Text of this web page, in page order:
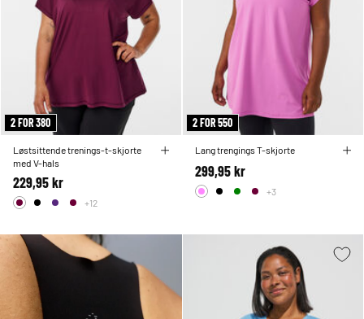
2 FOR 380
Løstsittende trenings-t-skjorte
med V-hals
229,95 kr
+12
2 FOR 550
Lang trengings T-skjorte
299,95 kr
+3